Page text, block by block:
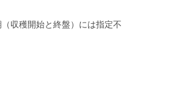
収穫開始と終盤）には指定不